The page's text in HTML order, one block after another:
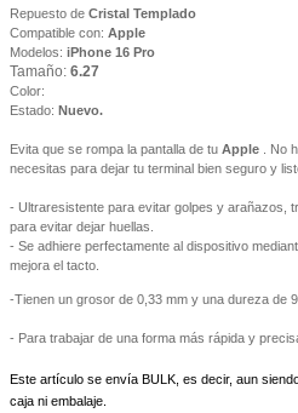
Repuesto de Cristal Templado
Compatible con: Apple
Modelos: iPhone 16 Pro
Tamaño: 6.27
Color:
Estado: Nuevo.
Evita que se rompa la pantalla de tu Apple
. No
necesitas para dejar tu terminal bien seguro y
- Ultraresistente para evitar golpes y arañazos,
para evitar dejar huellas.
- Se adhiere perfectamente al dispositivo
mejora el tacto.
-Tienen un grosor de 0,33 mm y una dureza de
- Para trabajar de una forma más rápida y
Este artículo se envía BULK, es decir, aun
caja ni embalaje.